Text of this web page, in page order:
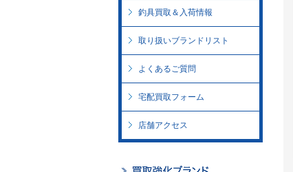
釣具買取＆入荷情報
取り扱いブランドリスト
よくあるご質問
宅配買取フォーム
店舗アクセス